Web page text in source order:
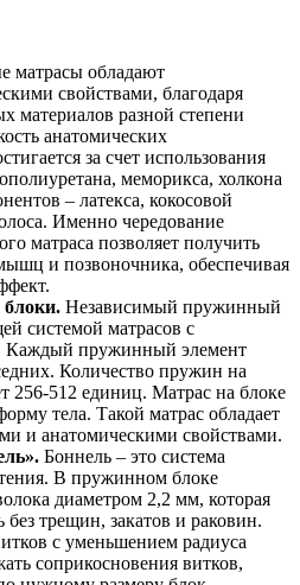
матрасы обладают
свойствами, благодаря
материалов разной степени
анатомических
за счет использования
меморикса, холкона
– латекса, кокосовой
Именно чередование
матраса позволяет получить
и позвоночника, обеспечивая
Независимый пружинный
системой матрасов с
Каждый пружинный элемент
Количество пружин на
256-512 единиц. Матрас на блоке
тела. Такой матрас обладает
и анатомическими свойствами.
Боннель – это система
В пружинном блоке
диаметром 2,2 мм, которая
трещин, закатов и раковин.
с уменьшением радиуса
соприкосновения витков,